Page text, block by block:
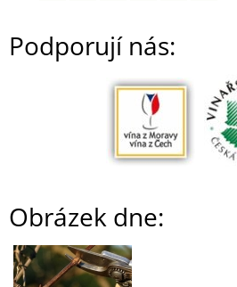
Podporují nás:
Obrázek dne: